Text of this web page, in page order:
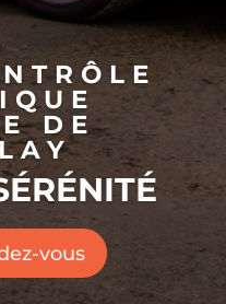
DE
vous